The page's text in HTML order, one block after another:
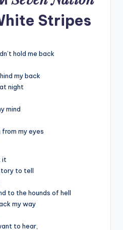
Stripes
hold me back
my back
night
mind
my eyes
it
to tell
to the hounds of hell
my way
to hear,